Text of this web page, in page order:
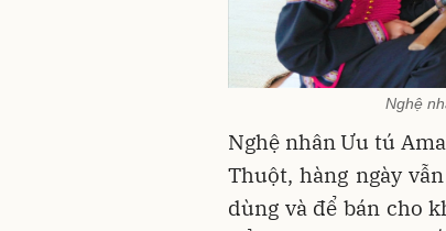
Nghệ
Nghệ nhân Ưu tú
Thuột, hàng ngày
dùng và để bán cho